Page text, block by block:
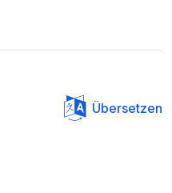
Übersetzen